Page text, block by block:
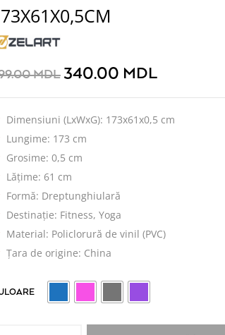
MDL 340.00 MDL
Dimensiuni (LxWxG): 173x61x0,5 cm
Lungime: 173 cm
Grosime: 0,5 cm
Lățime: 61 cm
Formă: Dreptunghiulară
Destinație: Fitness, Yoga
Material: Policlorură de vinil (PVC)
Țara de origine: China